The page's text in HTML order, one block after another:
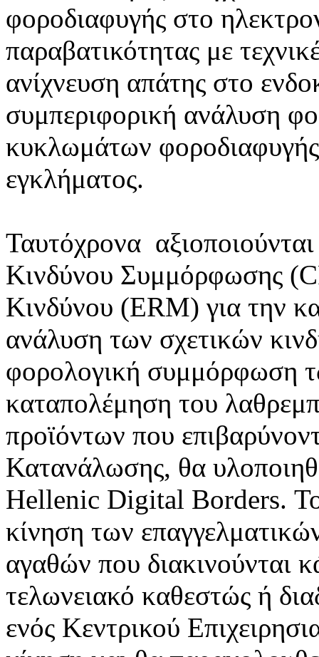
φοροδιαφυγής στο
παραβατικότητας με
ανίχνευση απάτης στο
συμπεριφορική ανάλυση
κυκλωμάτων
εγκλήματος.
Ταυτόχρονα
Κινδύνου Συμμόρφωσης
Κινδύνου (ERM) για την
ανάλυση των σχετικών
φορολογική συμμόρφωση
καταπολέμηση του
προϊόντων που
Κατανάλωσης, θα
Hellenic Digital Borders.
κίνηση των
αγαθών που διακινούνται
τελωνειακό καθεστώς ή
ενός Κεντρικού